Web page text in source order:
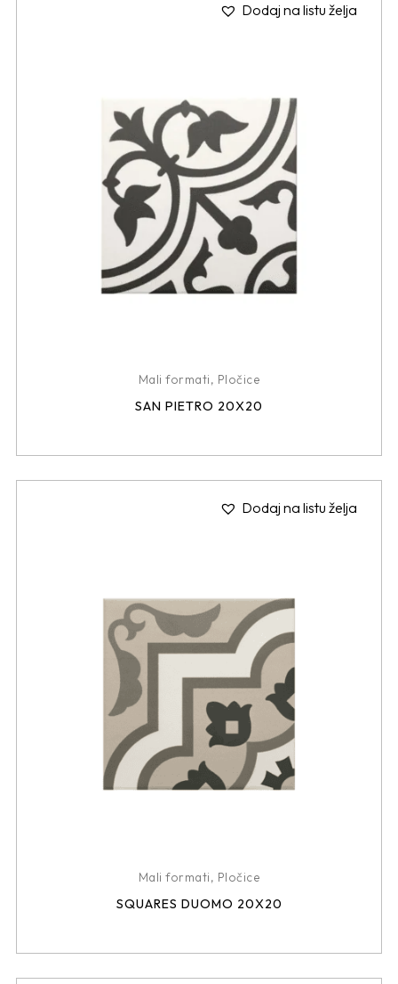
Dodaj na listu želja
Mali formati, Pločice
SAN PIETRO 20X20
Dodaj na listu želja
Mali formati, Pločice
SQUARES DUOMO 20X20